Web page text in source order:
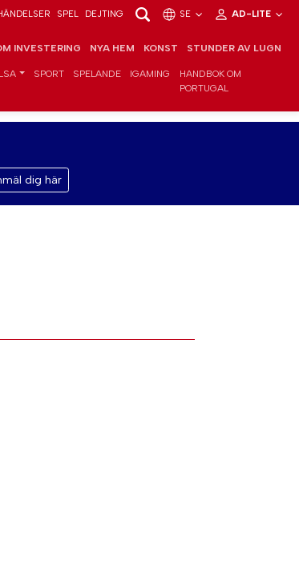
SPEL DEJTING SE AD-LITE
INVESTERING NYA HEM KONST STUNDER AV LUGN
SPORT SPELANDE IGAMING
HANDBOK OM
PORTUGAL
dig här